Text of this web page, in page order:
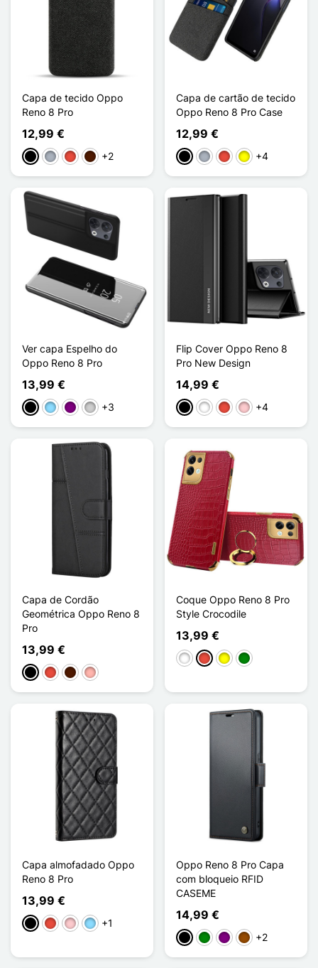
Capa de tecido Oppo
Reno 8 Pro
12,99 €
PretoCinzentoVermelhoCastanho escuro
+2
Capa de cartão de tecido
Oppo Reno 8 Pro Case
12,99 €
PretoCinzentoVermelho
Amarelo
+4
Ver capa Espelho do
Oppo Reno 8 Pro
13,99 €
PretoAzul Claro
Púrpura
Prata+3
Flip Cover Oppo Reno 8
Pro New Design
14,99 €
PretoBrancoVermelho
Rosa+4
Capa de Cordão
Geométrica Oppo Reno 8
Pro
13,99 €
PretoVermelhoCastanho escuro
Ouro rosa
Coque Oppo Reno 8 Pro
Style Crocodile
13,99 €
BrancoVermelho
Amarelo
Verde
Capa almofadado Oppo
Reno 8 Pro
13,99 €
PretoVermelho
RosaAzul Claro
+1
Oppo Reno 8 Pro Capa
com bloqueio RFID
CASEME
14,99 €
PretoVerdePúrpuraCastanho
+2